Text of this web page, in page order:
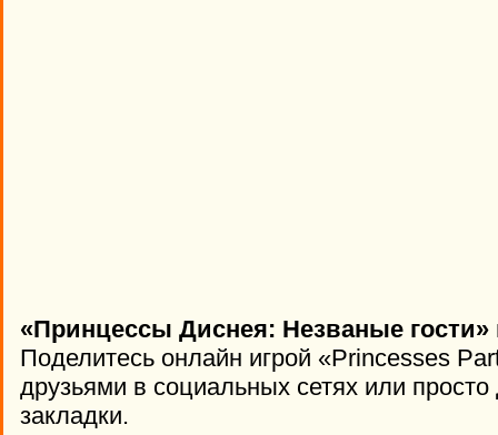
«Принцессы Диснея: Незваные гости»
Поделитесь онлайн игрой «Princesses
друзьями в социальных сетях или просто
закладки.